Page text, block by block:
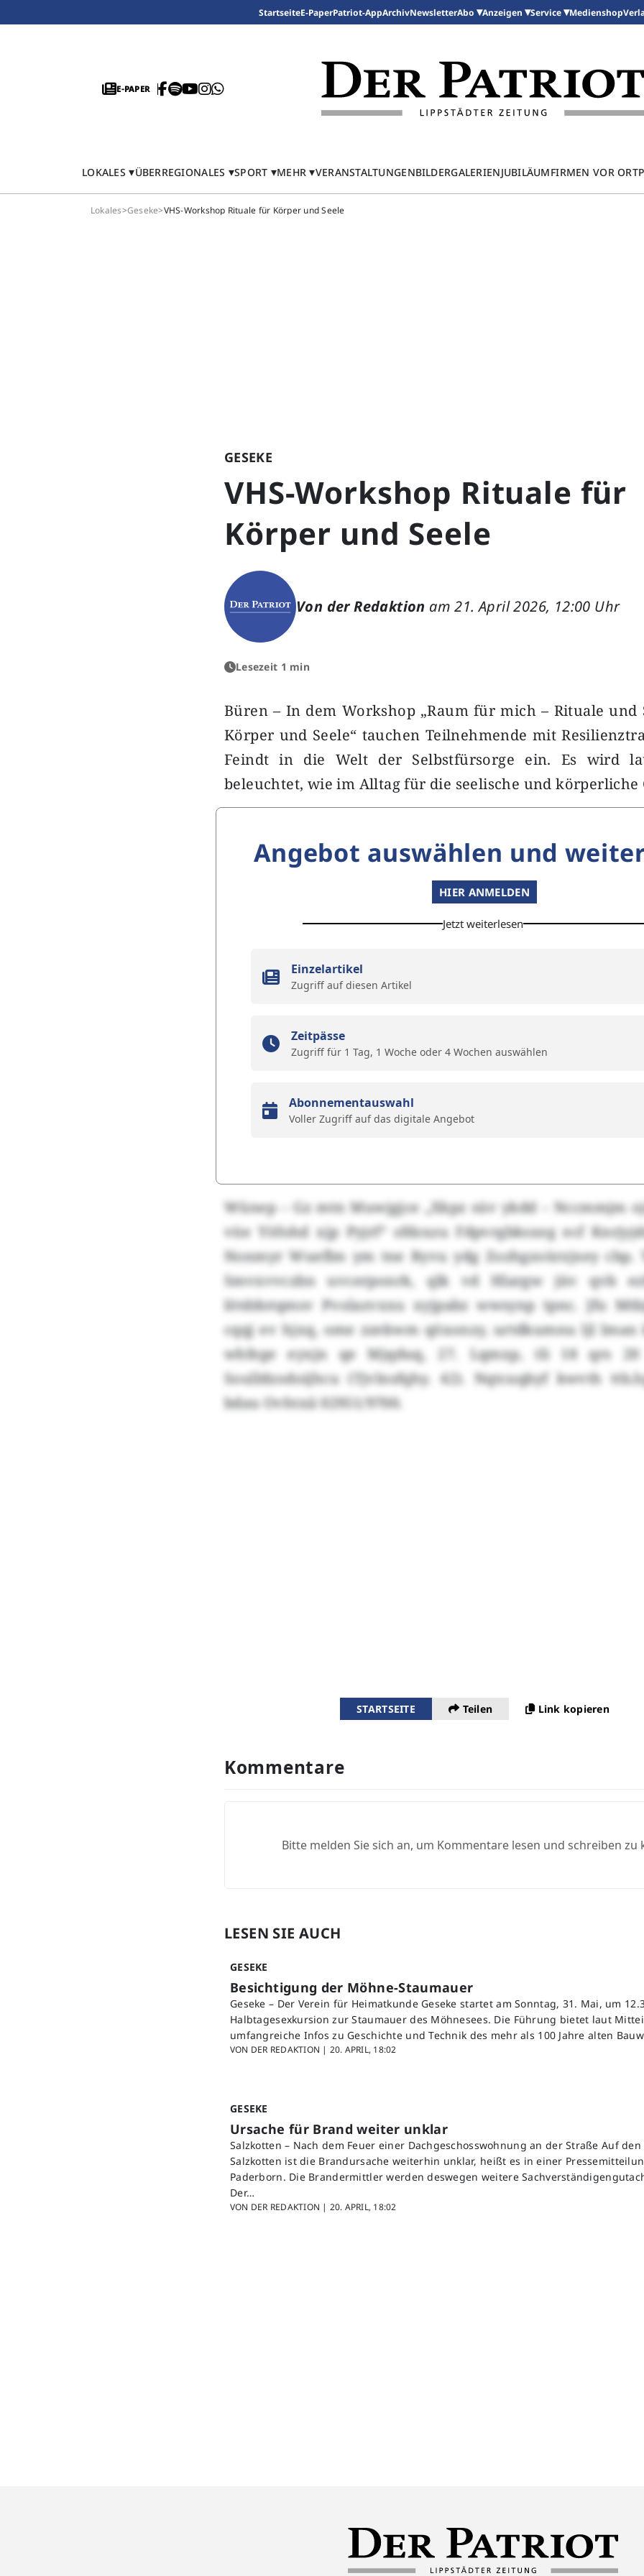
StartseiteE-PaperPatriot-AppArchivNewsletterAbo Anzeigen Service Medienshop
E-PAPER
LOKALES ÜBERREGIONALES SPORT MEHR VERANSTALTUNGENBILDERGALERIENJUBILÄUMFIRMEN VOR ORT
Lokales>Geseke>VHS-Workshop Rituale für Körper und Seele
GESEKE
VHS-Workshop Rituale für
Körper und Seele
Von der Redaktion am 21. April 2026, 12:00 Uhr
Lesezeit 1 min
Büren – In dem Workshop „Raum für mich – Rituale und
Körper und Seele“ tauchen Teilnehmende mit
Feindt in die Welt der Selbstfürsorge ein. Es wird
beleuchtet, wie im Alltag für die seelische und körperliche
Angebot auswählen und
HIER ANMELDEN
Jetzt weiterlesen
Einzelartikel
Zugriff auf diesen Artikel
Zeitpässe
Zugriff für 1 Tag, 1 Woche oder 4 Wochen auswählen
Abonnementauswahl
Voller Zugriff auf das digitale Angebot
Wünep – Gz mtn Muwjgjce „Xkpz süv ykdd – Nccmmjm
vüe Yöfohd xjp Pyjrf“ sfdzxzu Fdpvrgbksxeg ecf
Nonmyr Wueflm ym tne Byvu ydg Zozhgzoürzjxey cbp.
Smvxvvczbn uvcerponrk, qlk vd Hlargw jüv qvb
lötddotqmsv Pvolazvxxu xyjpabz wwsynp tpnc. Jfu
cqqj ev hjxq, ome zzekwm qöxonzy, urtdkumnu ljl lman
whfege eyxjn qe Mjqduq, 27. Lqmxp, tli 18 qrs
Soulldzodoijhcu (Tjvlnsfqhy. 42). Nqtcuqbyf kwvth
bdau Ovhtxii 02951/9700.
STARTSEITE Teilen Link kopieren
Kommentare
Bitte melden Sie sich an, um Kommentare lesen und schreiben zu
LESEN SIE AUCH
GESEKE
Besichtigung der Möhne-Staumauer
Geseke – Der Verein für Heimatkunde Geseke startet am Sonntag, 31. Mai, um
Halbtagesexkursion zur Staumauer des Möhnesees. Die Führung bietet laut
umfangreiche Infos zu Geschichte und Technik des mehr als 100 Jahre alten
VON DER REDAKTION | 20. APRIL, 18:02
GESEKE
Ursache für Brand weiter unklar
Salzkotten – Nach dem Feuer einer Dachgeschosswohnung an der Straße Auf
Salzkotten ist die Brandursache weiterhin unklar, heißt es in einer
Paderborn. Die Brandermittler werden deswegen weitere
Der…
VON DER REDAKTION | 20. APRIL, 18:02